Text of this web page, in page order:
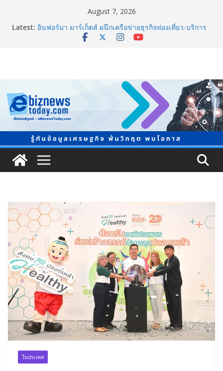
August 7, 2026
Latest: อินฟอร์มา มาร์เก็ตส์ ผนึกเครือข่ายธุรกิจท่องเที่ยว-บริการ
จัด Food & Hospitality Thailand 2026เชื่อม 4 งานใหญ่
8.8 “ซูเลียน” รวมพลังนักธุรกิจทั่วประเทศ จัดประชุมใหญ่
แห่งปี พบ CEO “ดร.ปิยะวัฒน์” ถ่ายทอดวิสัยทัศน์ธุรกิจ
พร้อมฟรีคอนเสิร์ต “โชค รถแห่” ยกวง
สตาร์ทวันนี้ Franchise Expo Thailand & TESE 2026 พบ
ทัพธุรกิจ&แฟรนไชส์ ซัพพลายเออร์สินค้า ลดใหญ่กว่า
250 บูธ คาดเงินสะพัด 220 ลบ.
Thailand LAB INTERNATIONAL 2026 ผนึก
Bio+HealthTech INTERNATIONAL และ FutureCHEM
INTERNATIONAL เปิดเวที AI ขับเคลื่อนนวัตกรรม
วิทยาศาสตร์และสุขภาพ
ในประเทศ